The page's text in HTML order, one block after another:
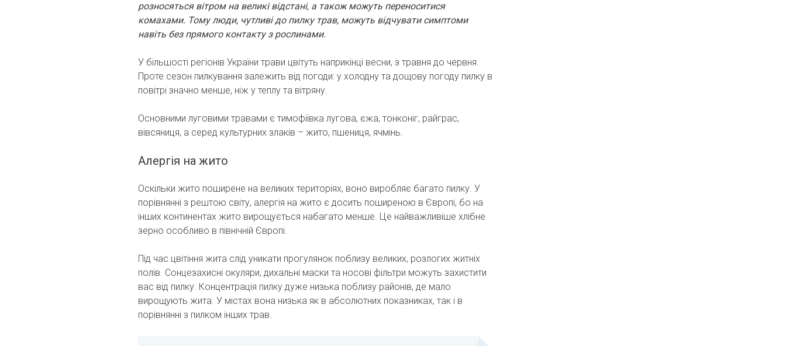
розносяться вітром на великі відстані, а також можуть переноситися
комахами. Тому люди, чутливі до пилку трав, можуть відчувати симптоми
навіть без прямого контакту з рослинами.
У більшості регіонів України трави цвітуть наприкінці весни, з травня до червня.
Проте сезон пилкування залежить від погоди: у холодну та дощову погоду пилку в
повітрі значно менше, ніж у теплу та вітряну.
Основними луговими травами є тимофіївка лугова, єжа, тонконіг, райграс,
вівсяниця, а серед культурних злаків – жито, пшениця, ячмінь.
Алергія на жито
Оскільки жито поширене на великих територіях, воно виробляє багато пилку. У
порівнянні з рештою світу, алергія на жито є досить поширеною в Європі, бо на
інших континентах жито вирощується набагато менше. Це найважливіше хлібне
зерно особливо в північній Європі.
Під час цвітіння жита слід уникати прогулянок поблизу великих, розлогих житніх
полів. Сонцезахисні окуляри, дихальні маски та носові фільтри можуть захистити
вас від пилку. Концентрація пилку дуже низька поблизу районів, де мало
вирощують жита. У містах вона низька як в абсолютних показниках, так і в
порівнянні з пилком інших трав.